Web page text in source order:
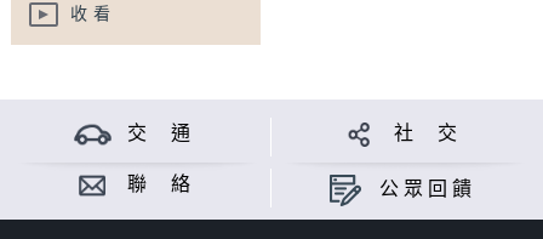
收看
交 通 社 交
聯 絡 公眾回饋